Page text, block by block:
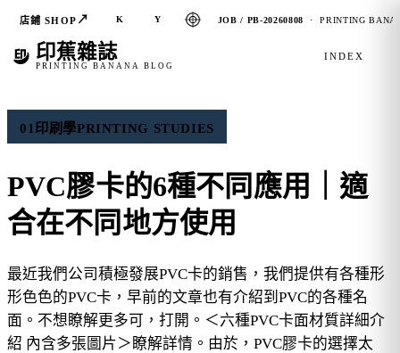
店鋪 SHOP ↗ K Y JOB / PB-20260808 · PRINTING
印蕉雜誌
PRINTING BANANA BLOG
INDEX
01 印刷學PRINTING STUDIES
PVC膠卡的6種不同應用｜適
合在不同地方使用
最近我們公司積極發展PVC卡的銷售，我們提供有各種形
形色色的PVC卡，早前的文章也有介紹到PVC的各種名
面。不想瞭解更多可，打開。＜六種PVC卡面材質詳細介
紹 內含多張圖片＞瞭解詳情。由於，PVC膠卡的選擇太